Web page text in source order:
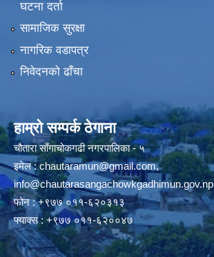
घटना दर्ता
सामाजिक सुरक्षा
नागरिक वडापत्र
निवेदनको ढाँचा
हाम्रो सम्पर्क ठेगाना
चौतारा साँगाचोकगढी नगरपालिका - ५
इमेल :chautaramun@gmail.com,
info@chautarasangachowkgadhimun.gov.np
फोन : +९७७ ०११-६२०३१३
फ्याक्स : +९७७ ०११-६२००४७